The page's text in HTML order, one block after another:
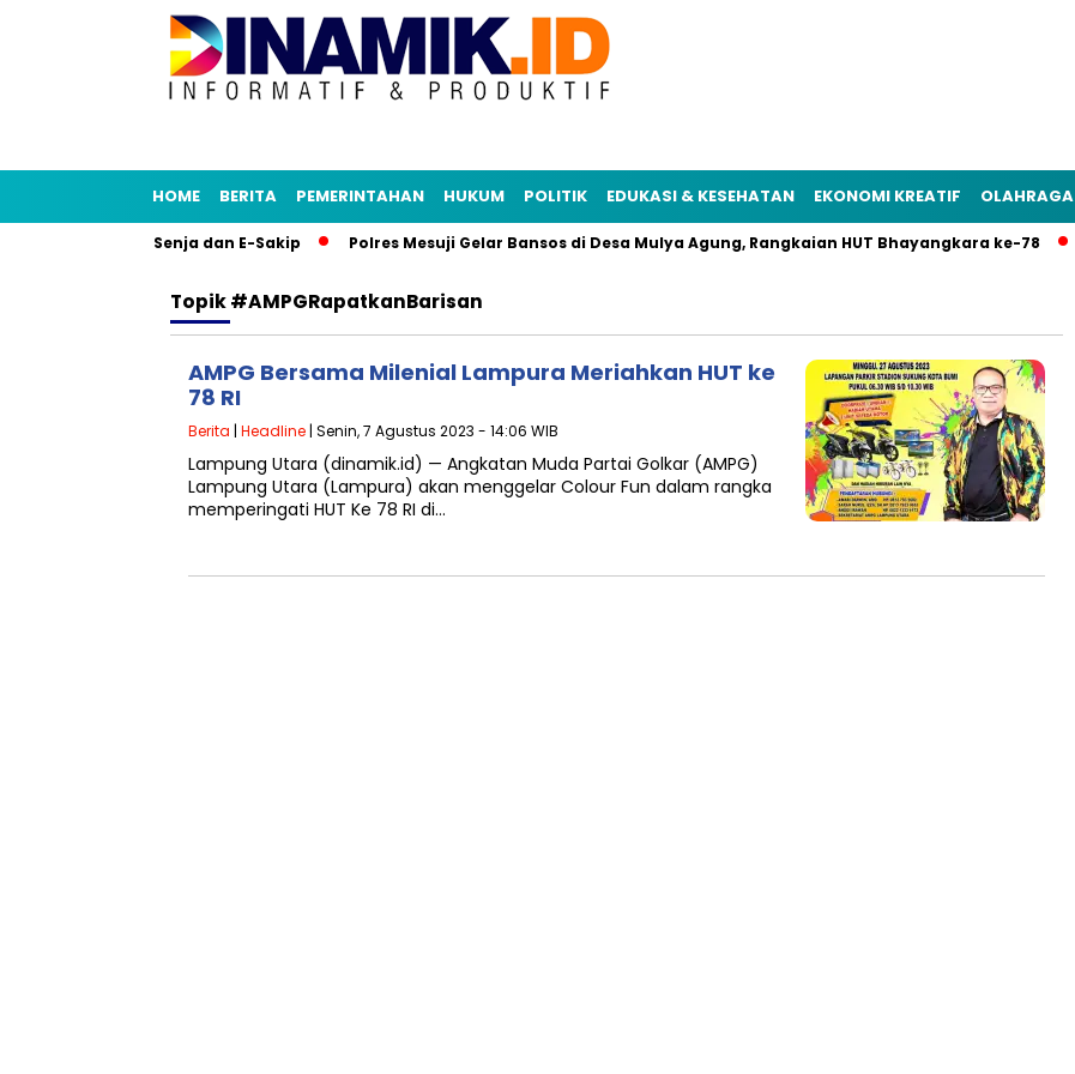
HOME BERITA PEMERINTAHAN HUKUM POLITIK EDUKASI & KESEHATAN EKONOMI KREATIF OLAHRAGA
Tiru Aplikasi Senja dan E-Sakip Polres Mesuji Gelar Bansos di Desa Mulya Agung, Rangkaian HUT Bhayangkara ke-78
Topik#AMPGRapatkanBarisan
AMPG Bersama Milenial Lampura Meriahkan HUT ke
78 RI
Berita | Headline | Senin, 7 Agustus 2023 - 14:06 WIB
Lampung Utara (dinamik.id) — Angkatan Muda Partai Golkar (AMPG)
Lampung Utara (Lampura) akan menggelar Colour Fun dalam rangka
memperingati HUT Ke 78 RI di…